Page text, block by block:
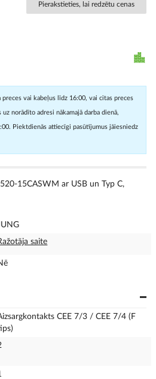
Pierakstieties, lai redzētu cenas
preces vai kabeļus līdz 16:00, vai citas preces
norādīto adresi nākamajā darba dienā,
Piektdienās attiecīgi pasūtījumus jāiesniedz
15CASWM ar USB un Typ C,
saite
CEE 7/3 / CEE 7/4 (F